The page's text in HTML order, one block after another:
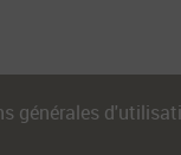
générales